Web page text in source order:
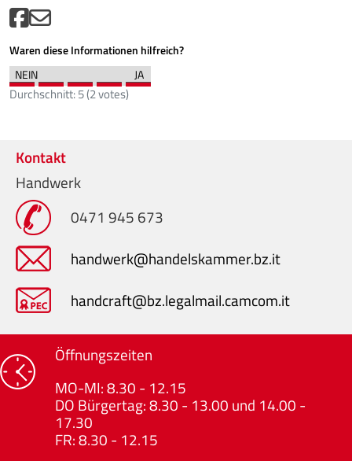
Waren diese Informationen hilfreich?
Durchschnitt:5(2votes)
Kontakt
Handwerk
0471 945 673
handwerk@handelskammer.bz.it
handcraft@bz.legalmail.camcom.it
Öffnungszeiten
MO-MI: 8.30 - 12.15
DO Bürgertag: 8.30 - 13.00 und 14.00 -
17.30
FR: 8.30 - 12.15